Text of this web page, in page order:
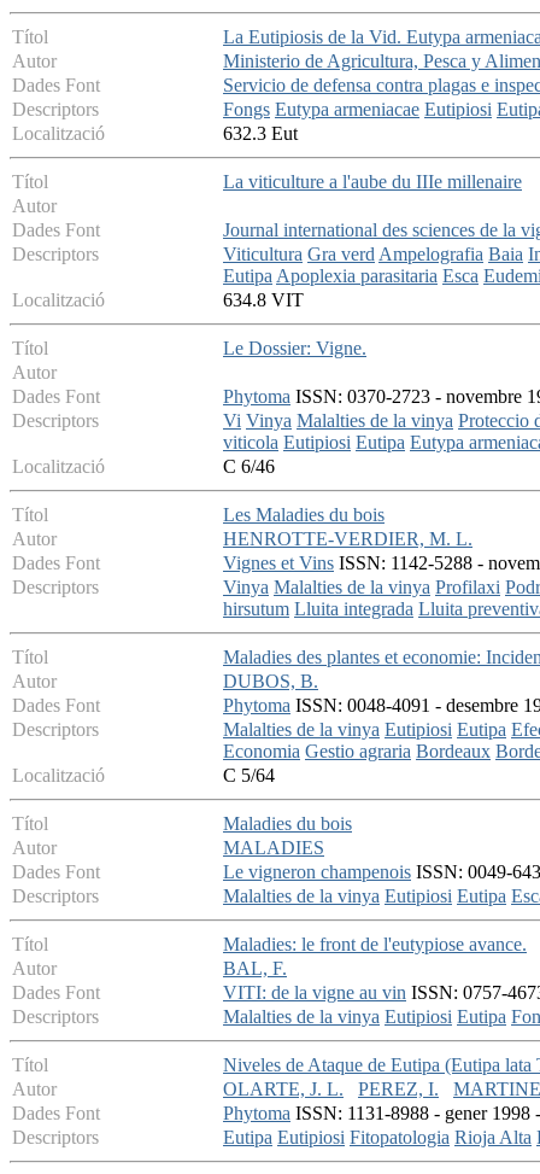
Títol
La Eutipiosis de la Vid. Eutypa
Autor
Ministerio de Agricultura, Pesca y
Dades Font
Servicio de defensa contra plagas e
Descriptors
Fongs Eutypa armeniacae Eutipiosi
Localització
632.3 Eut
Títol
La viticulture a l'aube du IIIe millenaire
Autor
Dades Font
Journal international des sciences de la
Descriptors
Viticultura Gra verdAmpelografia Baia
EutipaApoplexia parasitaria Esca
Localització
634.8 VIT
Títol
Le Dossier: Vigne.
Autor
Dades Font
Phytoma ISSN: 0370-2723 - novembre
Descriptors
Vi Vinya Malalties de la vinya Proteccio
viticola Eutipiosi Eutipa Eutypa
Localització
C 6/46
Títol
Les Maladies du bois
Autor
HENROTTE-VERDIER, M. L.
Dades Font
Vignes et Vins ISSN: 1142-5288 -
Descriptors
Vinya Malalties de la vinya Profilaxi
hirsutum Lluita integrada Lluita
Títol
Maladies des plantes et economie:
Autor
DUBOS, B.
Dades Font
Phytoma ISSN: 0048-4091 - desembre
Descriptors
Malalties de la vinya Eutipiosi Eutipa
Economia Gestio agraria Bordeaux
Localització
C 5/64
Títol
Maladies du bois
Autor
MALADIES
Dades Font
Le vigneron champenois ISSN: 0049-
Descriptors
Malalties de la vinya Eutipiosi Eutipa
Títol
Maladies: le front de l'eutypiose avance.
Autor
BAL, F.
Dades Font
VITI: de la vigne au vin ISSN: 0757-
Descriptors
Malalties de la vinya Eutipiosi Eutipa
Títol
Niveles de Ataque de Eutipa (Eutipa
Autor
OLARTE, J. L. PEREZ, I.
Dades Font
Phytoma ISSN: 1131-8988 - gener
Descriptors
Eutipa Eutipiosi Fitopatologia Rioja Alta